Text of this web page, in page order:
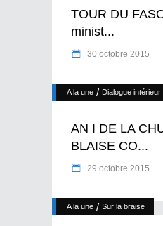
TOUR DU
minist...
30 octobre 2015
A la une / Dialogue intérieur
AN I DE LA
BLAISE CO...
29 octobre 2015
A la une / Sur la braise